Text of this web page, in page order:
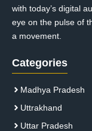
with today’s digital
eye on the pulse of
a movement.
Categories
Madhya Pradesh
Uttrakhand
Uttar Pradesh